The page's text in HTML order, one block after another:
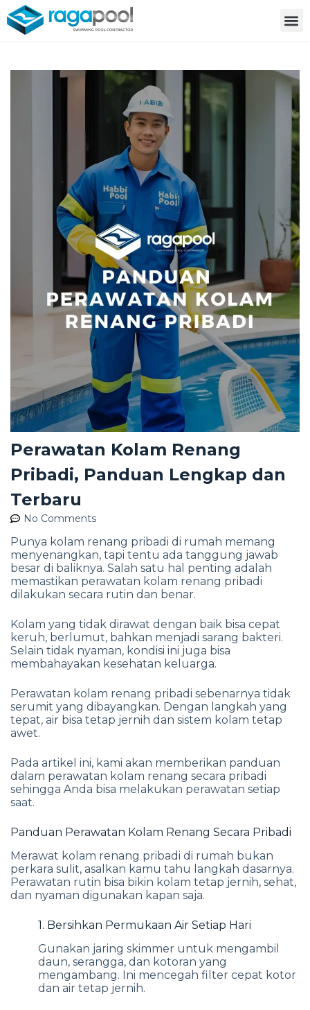
Perawatan Kolam Renang
Pribadi, Panduan Lengkap dan
Terbaru
No Comments
Punya kolam renang pribadi di rumah memang
menyenangkan, tapi tentu ada tanggung jawab
besar di baliknya. Salah satu hal penting adalah
memastikan perawatan kolam renang pribadi
dilakukan secara rutin dan benar.
Kolam yang tidak dirawat dengan baik bisa cepat
keruh, berlumut, bahkan menjadi sarang bakteri.
Selain tidak nyaman, kondisi ini juga bisa
membahayakan kesehatan keluarga.
Perawatan kolam renang pribadi sebenarnya tidak
serumit yang dibayangkan. Dengan langkah yang
tepat, air bisa tetap jernih dan sistem kolam tetap
awet.
Pada artikel ini, kami akan memberikan panduan
dalam perawatan kolam renang secara pribadi
sehingga Anda bisa melakukan perawatan setiap
saat.
Panduan Perawatan Kolam Renang Secara Pribadi
Merawat kolam renang pribadi di rumah bukan
perkara sulit, asalkan kamu tahu langkah dasarnya.
Perawatan rutin bisa bikin kolam tetap jernih, sehat,
dan nyaman digunakan kapan saja.
1. Bersihkan Permukaan Air Setiap Hari
Gunakan jaring skimmer untuk mengambil
daun, serangga, dan kotoran yang
mengambang. Ini mencegah filter cepat kotor
dan air tetap jernih.